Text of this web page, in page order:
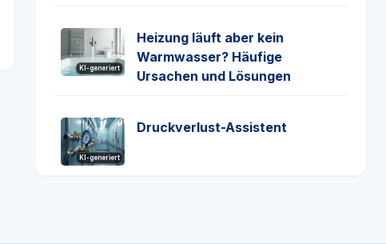
KI-generiert
Heizung läuft aber kein
Warmwasser? Häufige
Ursachen und Lösungen
KI-generiert
Druckverlust-Assistent